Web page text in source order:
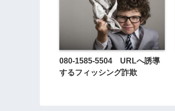
080-1585-5504 URLへ誘導
するフィッシング詐欺